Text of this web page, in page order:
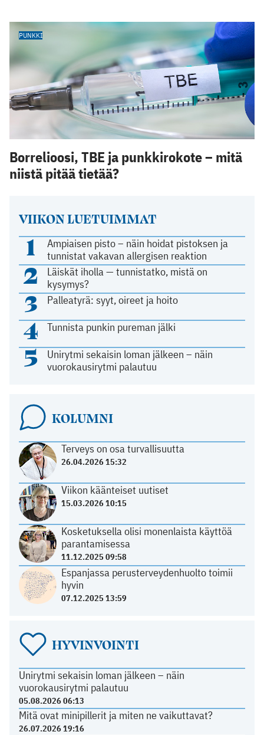
VIIKON LUETUIMMAT
1
Ampiaisen pisto – näin hoidat pistoksen ja
tunnistat vakavan allergisen reaktion
2
Läiskät iholla — tunnistatko, mistä on
kysymys?
3 Palleatyrä: syyt, oireet ja hoito
4 Tunnista punkin pureman jälki
5
Unirytmi sekaisin loman jälkeen – näin
vuorokausirytmi palautuu
KOLUMNI
Terveys on osa turvallisuutta
26.04.2026 15:32
Viikon käänteiset uutiset
15.03.2026 10:15
Kosketuksella olisi monenlaista käyttöä
parantamisessa
11.12.2025 09:58
Espanjassa perusterveydenhuolto toimii
hyvin
07.12.2025 13:59
HYVINVOINTI
Unirytmi sekaisin loman jälkeen – näin
vuorokausirytmi palautuu
05.08.2026 06:13
Mitä ovat minipillerit ja miten ne vaikuttavat?
26.07.2026 19:16
PUNKKI
Borrelioosi, TBE ja punkkirokote – mitä
niistä pitää tietää?